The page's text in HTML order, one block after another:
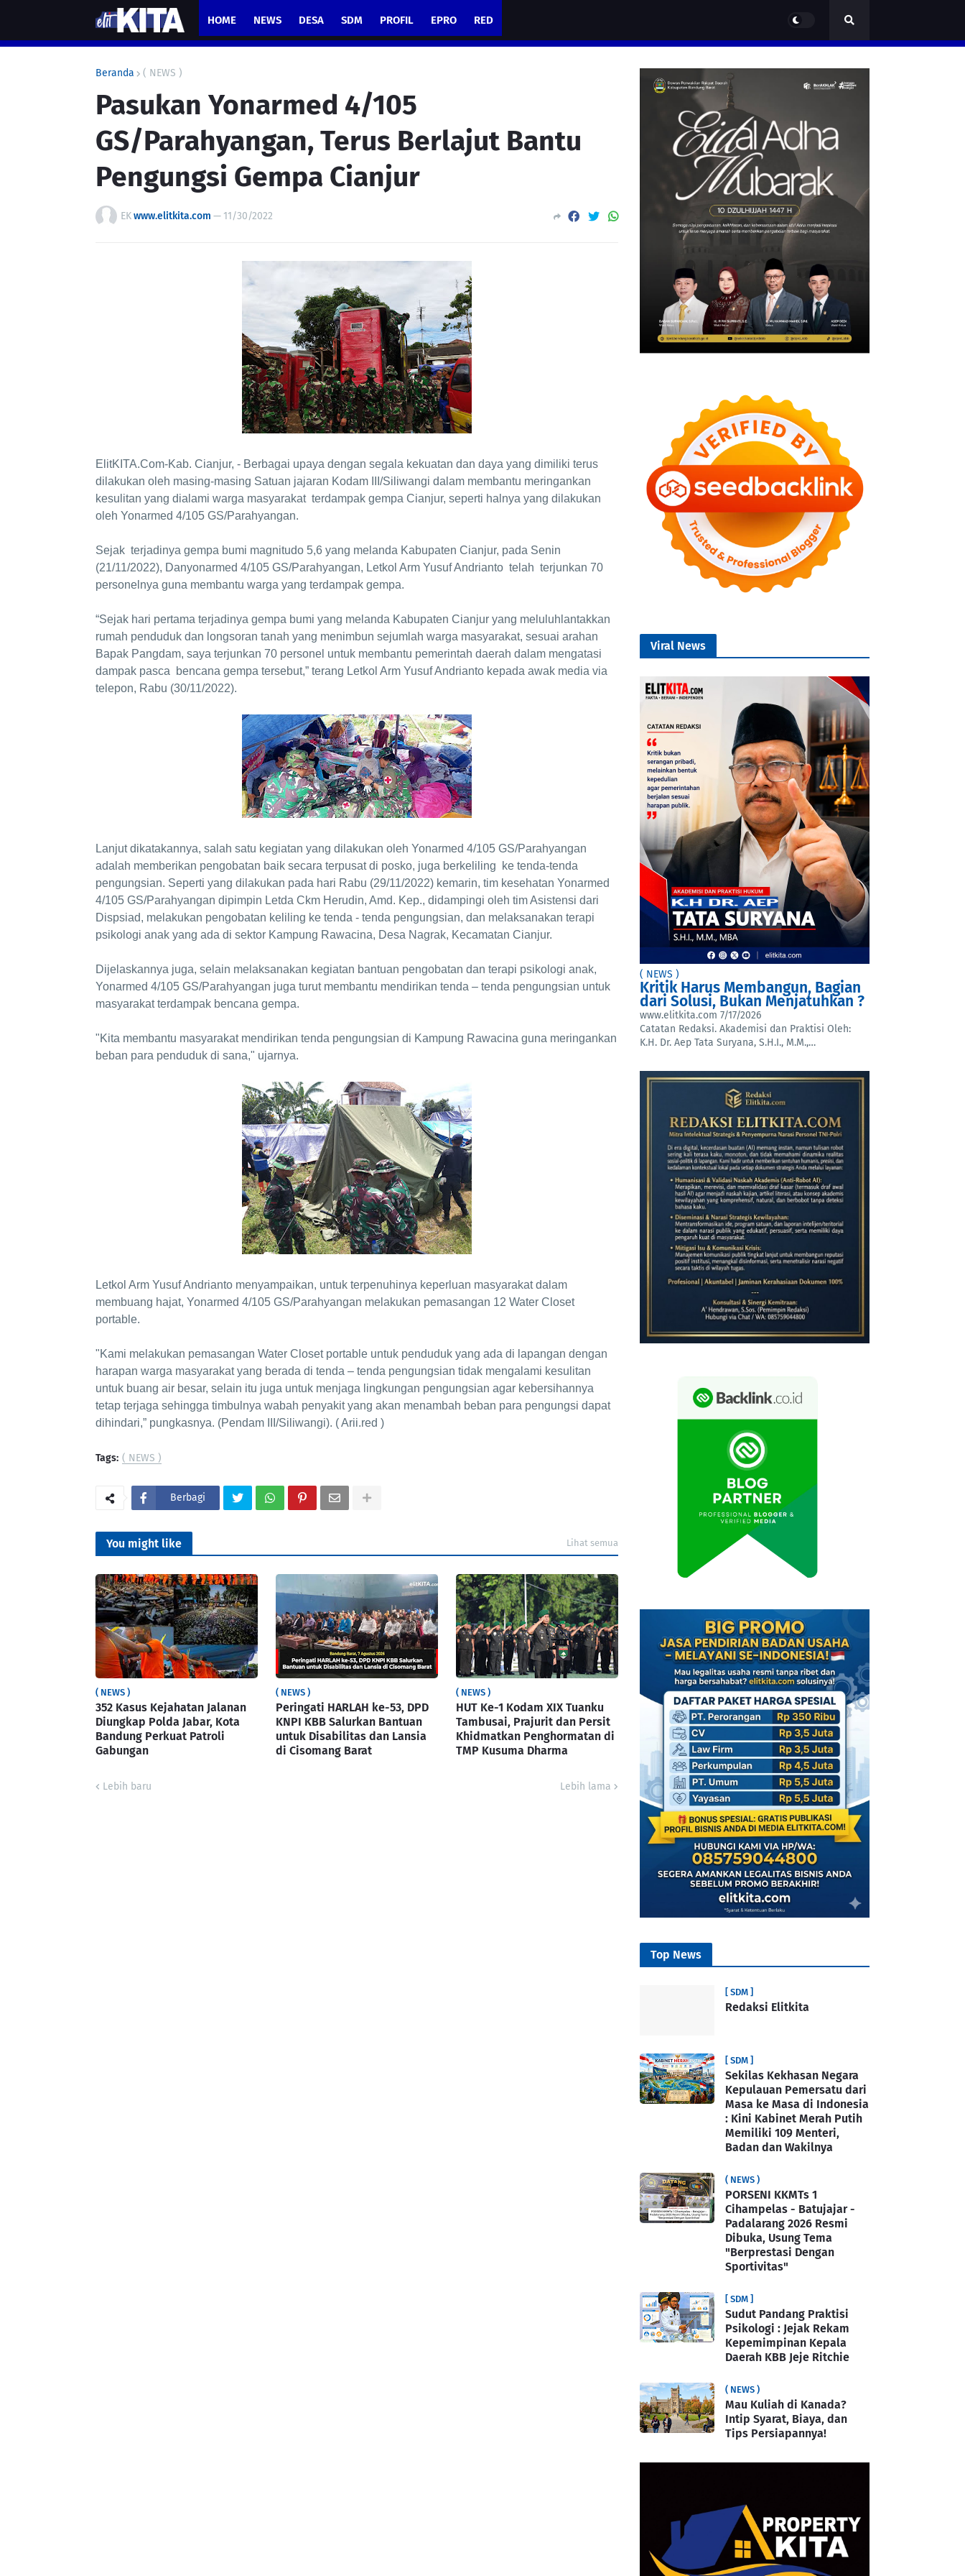
HOME NEWS DESA SDM PROFIL EPRO RED
Beranda ( NEWS )
Pasukan Yonarmed 4/105
GS/Parahyangan, Terus Berlajut Bantu
Pengungsi Gempa Cianjur
EKwww.elitkita.com — 11/30/2022
ElitKITA.Com-Kab. Cianjur, - Berbagai upaya dengan segala kekuatan dan daya yang dimiliki terus
dilakukan oleh masing-masing Satuan jajaran Kodam III/Siliwangi dalam membantu meringankan
kesulitan yang dialami warga masyarakat terdampak gempa Cianjur, seperti halnya yang dilakukan
oleh Yonarmed 4/105 GS/Parahyangan.
Sejak terjadinya gempa bumi magnitudo 5,6 yang melanda Kabupaten Cianjur, pada Senin
(21/11/2022), Danyonarmed 4/105 GS/Parahyangan, Letkol Arm Yusuf Andrianto telah terjunkan 70
personelnya guna membantu warga yang terdampak gempa.
“Sejak hari pertama terjadinya gempa bumi yang melanda Kabupaten Cianjur yang meluluhlantakkan
rumah penduduk dan longsoran tanah yang menimbun sejumlah warga masyarakat, sesuai arahan
Bapak Pangdam, saya terjunkan 70 personel untuk membantu pemerintah daerah dalam mengatasi
dampak pasca bencana gempa tersebut,” terang Letkol Arm Yusuf Andrianto kepada awak media via
telepon, Rabu (30/11/2022).
Lanjut dikatakannya, salah satu kegiatan yang dilakukan oleh Yonarmed 4/105 GS/Parahyangan
adalah memberikan pengobatan baik secara terpusat di posko, juga berkeliling ke tenda-tenda
pengungsian. Seperti yang dilakukan pada hari Rabu (29/11/2022) kemarin, tim kesehatan Yonarmed
4/105 GS/Parahyangan dipimpin Letda Ckm Herudin, Amd. Kep., didampingi oleh tim Asistensi dari
Dispsiad, melakukan pengobatan keliling ke tenda - tenda pengungsian, dan melaksanakan terapi
psikologi anak yang ada di sektor Kampung Rawacina, Desa Nagrak, Kecamatan Cianjur.
Dijelaskannya juga, selain melaksanakan kegiatan bantuan pengobatan dan terapi psikologi anak,
Yonarmed 4/105 GS/Parahyangan juga turut membantu mendirikan tenda – tenda pengungsian untuk
masyarakat terdampak bencana gempa.
"Kita membantu masyarakat mendirikan tenda pengungsian di Kampung Rawacina guna meringankan
beban para penduduk di sana," ujarnya.
Letkol Arm Yusuf Andrianto menyampaikan, untuk terpenuhinya keperluan masyarakat dalam
membuang hajat, Yonarmed 4/105 GS/Parahyangan melakukan pemasangan 12 Water Closet
portable.
"Kami melakukan pemasangan Water Closet portable untuk penduduk yang ada di lapangan dengan
harapan warga masyarakat yang berada di tenda – tenda pengungsian tidak mengalami kesulitan
untuk buang air besar, selain itu juga untuk menjaga lingkungan pengungsian agar kebersihannya
tetap terjaga sehingga timbulnya wabah penyakit yang akan menambah beban para pengungsi dapat
dihindari,” pungkasnya. (Pendam III/Siliwangi). ( Arii.red )
Tags: ( NEWS )
Berbagi
You might like Lihat semua
( NEWS )
352 Kasus Kejahatan Jalanan
Diungkap Polda Jabar, Kota
Bandung Perkuat Patroli
Gabungan
( NEWS )
Peringati HARLAH ke-53, DPD
KNPI KBB Salurkan Bantuan
untuk Disabilitas dan Lansia
di Cisomang Barat
( NEWS )
HUT Ke-1 Kodam XIX Tuanku
Tambusai, Prajurit dan Persit
Khidmatkan Penghormatan di
TMP Kusuma Dharma
Lebih baru Lebih lama
Viral News
( NEWS )
Kritik Harus Membangun, Bagian
dari Solusi, Bukan Menjatuhkan ?
www.elitkita.com 7/17/2026
Catatan Redaksi. Akademisi dan Praktisi Oleh:
K.H. Dr. Aep Tata Suryana, S.H.I., M.M.,…
Top News
[ SDM ]
Redaksi Elitkita
[ SDM ]
Sekilas Kekhasan Negara
Kepulauan Pemersatu dari
Masa ke Masa di Indonesia
: Kini Kabinet Merah Putih
Memiliki 109 Menteri,
Badan dan Wakilnya
( NEWS )
PORSENI KKMTs 1
Cihampelas - Batujajar -
Padalarang 2026 Resmi
Dibuka, Usung Tema
"Berprestasi Dengan
Sportivitas"
[ SDM ]
Sudut Pandang Praktisi
Psikologi : Jejak Rekam
Kepemimpinan Kepala
Daerah KBB Jeje Ritchie
( NEWS )
Mau Kuliah di Kanada?
Intip Syarat, Biaya, dan
Tips Persiapannya!